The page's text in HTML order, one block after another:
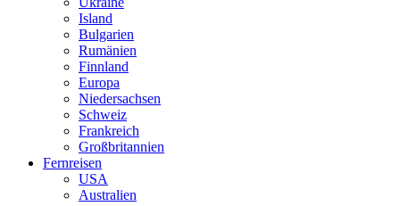
Island
Bulgarien
Rumänien
Finnland
Europa
Niedersachsen
Schweiz
Frankreich
Großbritannien
Fernreisen
USA
Australien